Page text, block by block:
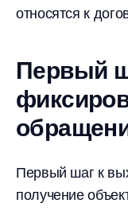
относятся к
Первый
Первый шаг к
получение